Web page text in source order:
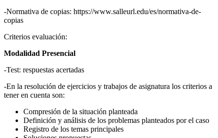
-Normativa de copias: https://www.salleurl.edu/es/normativa-de-
copias
Criterios evaluación:
Modalidad Presencial
-Test: respuestas acertadas
-En la resolución de ejercicios y trabajos de asignatura los criterios a
tener en cuenta son:
Compresión de la situación planteada
Definición y análisis de los problemas planteados por el caso
Registro de los temas principales